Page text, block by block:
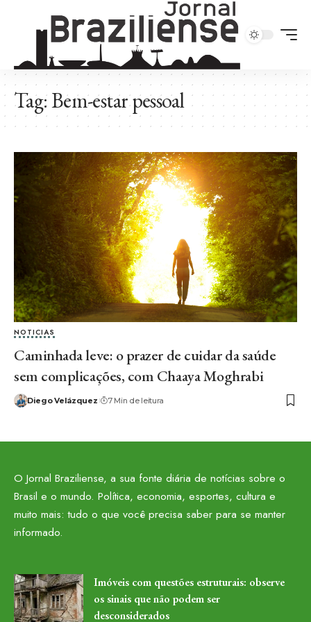
Tag:Bem-estar pessoal
NOTICIAS
Caminhada leve: o prazer de cuidar da saúde
sem complicações, com Chaaya Moghrabi
Diego Velázquez 7 Min de leitura
O Jornal Braziliense, a sua fonte diária de notícias sobre o
Brasil e o mundo. Política, economia, esportes, cultura e
muito mais: tudo o que você precisa saber para se manter
informado.
Imóveis com questões estruturais: observe
os sinais que não podem ser
desconsiderados